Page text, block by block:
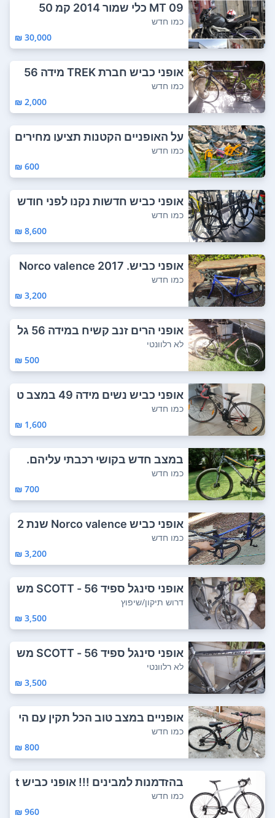
MT 09 כלי שמור 2014 קמ 50
כמו חדש
30,000 ₪
אופני כביש חברת TREK מידה 56
שילדה אלומי...
כמו חדש
2,000 ₪
על האופניים הקטנות תציעו מחירים
על הגדול...
כמו חדש
600 ₪
אופני כביש חדשות נקנו לפני חודש
נסעו פחו...
כמו חדש
8,600 ₪
אופני כביש. Norco valence 2017
אופניים ...
כמו חדש
3,200 ₪
אופני הרים זנב קשיח במידה 56 גל
גלים מידה...
לא רלוונטי
500 ₪
אופני כביש נשים מידה 49 במצב ט
וב מתאים ל...
כמו חדש
1,600 ₪
במצב חדש בקושי רכבתי עליהם.
כמו חדש
700 ₪
אופני כביש Norco valence שנת 2
017 אופ...
כמו חדש
3,200 ₪
אופני סינגל ספיד 56 - SCOTT מש
קל נוצה .ד...
דרוש תיקון/שיפוץ
3,500 ₪
אופני סינגל ספיד 56 - SCOTT מש
קל נוצה .ד...
לא רלוונטי
3,500 ₪
אופניים במצב טוב הכל תקין עם הי
לוכים וקפ...
כמו חדש
800 ₪
בהזדמנות למבינים !!! אופני כביש t
riban r...
כמו חדש
960 ₪